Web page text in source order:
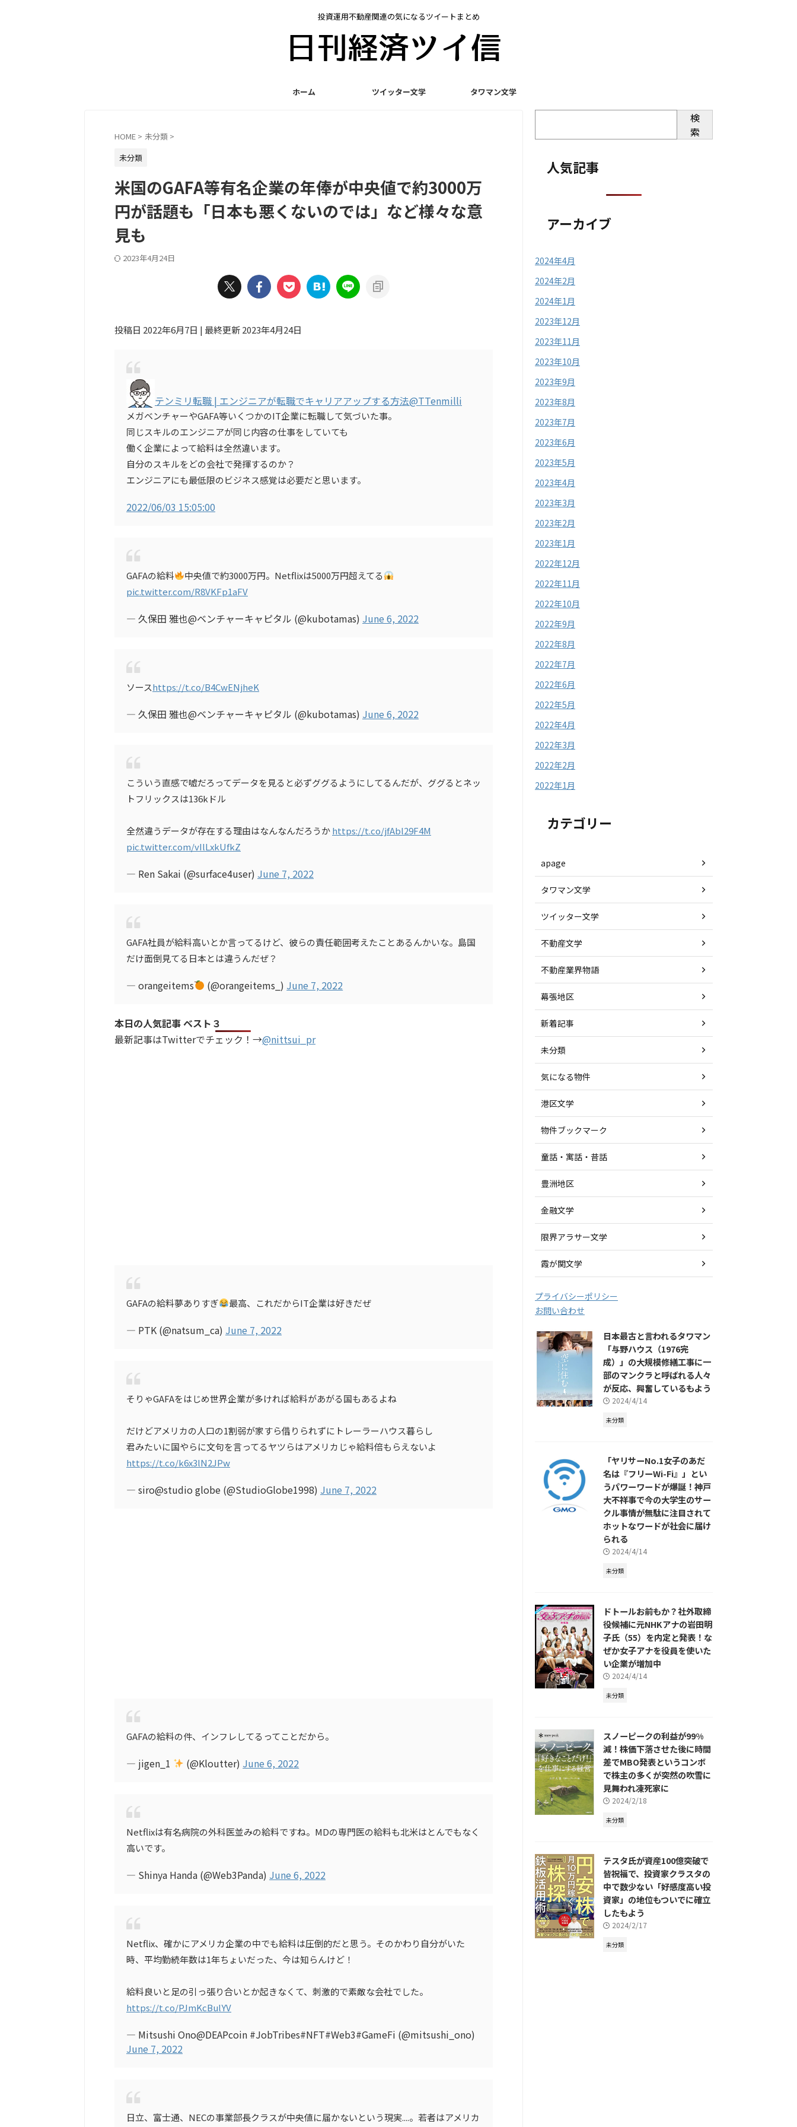
投資運用不動産関連の気になるツイートまとめ
ホーム ツイッター文学 タワマン文学
HOME > 未分類 >
未分類
米国のGAFA等有名企業の年俸が中央値で約3000万
円が話題も「日本も悪くないのでは」など様々な意
見も
2023年4月24日
投稿日 2022年6月7日 | 最終更新 2023年4月24日
テンミリ転職 | エンジニアが転職でキャリアアップする方法@TTenmilli
メガベンチャーやGAFA等いくつかのIT企業に転職して気づいた事。
同じスキルのエンジニアが同じ内容の仕事をしていても
働く企業によって給料は全然違います。
自分のスキルをどの会社で発揮するのか？
エンジニアにも最低限のビジネス感覚は必要だと思います。
2022/06/03 15:05:00
GAFAの給料
中央値で約3000万円。Netflixは5000万円超えてる
pic.twitter.com/R8VKFp1aFV
— 久保田 雅也@ベンチャーキャピタル (@kubotamas) June 6, 2022
ソースhttps://t.co/B4CwENjheK
— 久保田 雅也@ベンチャーキャピタル (@kubotamas) June 6, 2022
こういう直感で嘘だろってデータを見ると必ずググるようにしてるんだが、ググるとネッ
トフリックスは136kドル
全然違うデータが存在する理由はなんなんだろうかhttps://t.co/jfAbl29F4M
pic.twitter.com/vIlLxkUfkZ
— Ren Sakai (@surface4user) June 7, 2022
GAFA社員が給料高いとか言ってるけど、彼らの責任範囲考えたことあるんかいな。島国
だけ面倒見てる日本とは違うんだぜ？
— orangeitems (@orangeitems_) June 7, 2022
本日の人気記事 ベスト３
最新記事はTwitterでチェック！→@nittsui_pr
GAFAの給料夢ありすぎ 最高、これだからIT企業は好きだぜ
— PTK (@natsum_ca) June 7, 2022
そりゃGAFAをはじめ世界企業が多ければ給料があがる国もあるよね
だけどアメリカの人口の1割弱が家すら借りられずにトレーラーハウス暮らし
君みたいに国やらに文句を言ってるヤツらはアメリカじゃ給料倍もらえないよ
https://t.co/k6x3lN2JPw
— siro@studio globe (@StudioGlobe1998) June 7, 2022
GAFAの給料の件、インフレしてるってことだから。
— jigen_1 (@Kloutter) June 6, 2022
Netflixは有名病院の外科医並みの給料ですね。MDの専門医の給料も北米はとんでもなく
高いです。
— Shinya Handa (@Web3Panda) June 6, 2022
Netflix、確かにアメリカ企業の中でも給料は圧倒的だと思う。そのかわり自分がいた
時、平均勤続年数は1年ちょいだった、今は知らんけど！
給料良いと足の引っ張り合いとか起きなくて、刺激的で素敵な会社でした。
https://t.co/PJmKcBulYV
— Mitsushi Ono@DEAPcoin #JobTribes#NFT#Web3#GameFi (@mitsushi_ono)
June 7, 2022
日立、富士通、NECの事業部長クラスが中央値に届かないという現実....。若者はアメリカ
検
索
人気記事
アーカイブ
2024年4月
2024年2月
2024年1月
2023年12月
2023年11月
2023年10月
2023年9月
2023年8月
2023年7月
2023年6月
2023年5月
2023年4月
2023年3月
2023年2月
2023年1月
2022年12月
2022年11月
2022年10月
2022年9月
2022年8月
2022年7月
2022年6月
2022年5月
2022年4月
2022年3月
2022年2月
2022年1月
カテゴリー
apage
タワマン文学
ツイッター文学
不動産文学
不動産業界物語
幕張地区
新着記事
未分類
気になる物件
港区文学
物件ブックマーク
童話・寓話・昔話
豊洲地区
金融文学
限界アラサー文学
霞が関文学
プライバシーポリシー
お問い合わせ
日本最古と言われるタワマン
「与野ハウス（1976完
成）」の大規模修繕工事に一
部のマンクラと呼ばれる人々
が反応、興奮しているもよう
2024/4/14
未分類
「ヤリサーNo.1女子のあだ
名は『フリーWi-Fi』」とい
うパワーワードが爆誕！神戸
大不祥事で今の大学生のサー
クル事情が無駄に注目されて
ホットなワードが社会に届け
られる
2024/4/14
未分類
ドトールお前もか？社外取締
役候補に元NHKアナの岩田明
子氏（55）を内定と発表！な
ぜか女子アナを役員を使いた
い企業が増加中
2024/4/14
未分類
スノーピークの利益が99%
減！株価下落させた後に時間
差でMBO発表というコンボ
で株主の多くが突然の吹雪に
見舞われ凍死家に
2024/2/18
未分類
テスタ氏が資産100億突破で
皆祝福で、投資家クラスタの
中で数少ない「好感度高い投
資家」の地位もついでに確立
したもよう
2024/2/17
未分類